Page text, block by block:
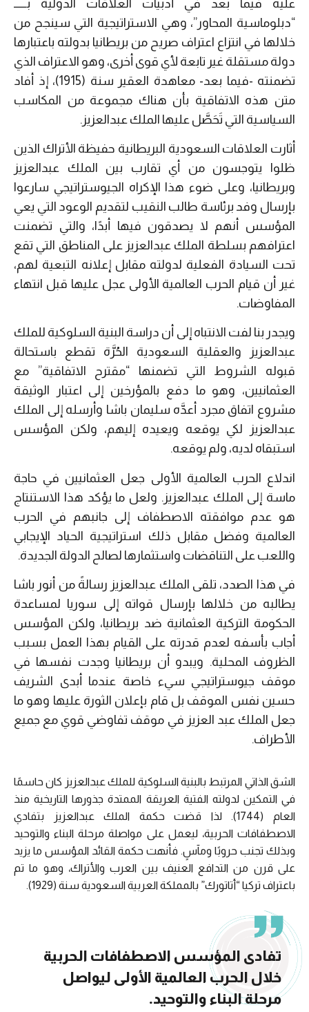
عليه فيما بعد في أدبيات العلاقات الدولية بــــــ
“دبلوماسية المحاور”، وهي الاستراتيجية التي سينجح من
خلالها في انتزاع اعتراف صريح من بريطانيا بدولته باعتبارها
دولة مستقلة غير تابعة لأي قوى أخرى، وهو الاعتراف الذي
تضمنته -فيما بعد- معاهدة العقير سنة (1915)، إذ أفاد
متن هذه الاتفاقية بأن هناك مجموعة من المكاسب
السياسية التي تَحَصَّل عليها الملك عبدالعزيز.
أثارت العلاقات السعودية البريطانية حفيظة الأتراك الذين
ظلوا يتوجسون من أي تقارب بين الملك عبدالعزيز
وبريطانيا، وعلى ضوء هذا الإكراه الجيوستراتيجي سارعوا
بإرسال وفد برئاسة طالب النقيب لتقديم الوعود التي يعي
المؤسس أنهم لا يصدقون فيها أبدًا، والتي تضمنت
اعترافهم بسلطة الملك عبدالعزيز على المناطق التي تقع
تحت السيادة الفعلية لدولته مقابل إعلانه التبعية لهم،
غير أن قيام الحرب العالمية الأولى عجل عليها قبل انتهاء
المفاوضات.
ويجدر بنا لفت الانتباه إلى أن دراسة البنية السلوكية للملك
عبدالعزيز والعقلية السعودية الحُرَّة تقطع باستحالة
قبوله الشروط التي تضمنها “مقترح الاتفاقية” مع
العثمانيين، وهو ما دفع بالمؤرخين إلى اعتبار الوثيقة
مشروع اتفاق مجرد أعدَّه سليمان باشا وأرسله إلى الملك
عبدالعزيز لكي يوقعه ويعيده إليهم، ولكن المؤسس
استبقاه لديه، ولم يوقعه.
اندلاع الحرب العالمية الأولى جعل العثمانيين في حاجة
ماسة إلى الملك عبدالعزيز. ولعل ما يؤكد هذا الاستنتاج
هو عدم موافقته الاصطفاف إلى جانبهم في الحرب
العالمية وفضل مقابل ذلك استراتيجية الحياد الإيجابي
واللعب على التناقضات واستثمارها لصالح الدولة الجديدة.
في هذا الصدد، تلقى الملك عبدالعزيز رسالةً من أنور باشا
يطالبه من خلالها بإرسال قواته إلى سوريا لمساعدة
الحكومة التركية العثمانية ضد بريطانيا، ولكن المؤسس
أجاب بأسفه لعدم قدرته على القيام بهذا العمل بسبب
الظروف المحلية. ويبدو أن بريطانيا وجدت نفسها في
موقف جيوستراتيجي سيء خاصة عندما أبدى الشريف
حسين نفس الموقف بل قام بإعلان الثورة عليها وهو ما
جعل الملك عبد العزيز في موقف تفاوضي قوي مع جميع
الأطراف.
الشق الذاتي المرتبط بالبنية السلوكية للملك عبدالعزيز كان حاسمًا
في التمكين لدولته الفتية العريقة الممتدة جذورها التاريخية منذ
العام (1744). لذا قضت حكمة الملك عبدالعزيز بتفادي
الاصطفافات الحربية، ليعمل على مواصلة مرحلة البناء والتوحيد
وبذلك تجنب حروبًا ومآسٍ. فأنهت حكمة القائد المؤسس ما يزيد
على قرن من التدافع العنيف بين العرب والأتراك، وهو ما تم
باعتراف تركيا “أتاتورك” بالمملكة العربية السعودية سنة (1929).
تفادى المؤسس الاصطفافات الحربية
خلال الحرب العالمية الأولى ليواصل
مرحلة البناء والتوحيد.